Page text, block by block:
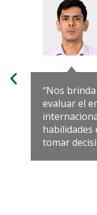
“Nos
evaluar el
habilidades
tomar